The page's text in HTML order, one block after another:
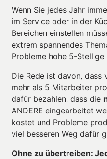
Wenn Sie jedes Jahr
im Service oder in der
Bereichen einstellen
extrem spannendes
Probleme hohe 5-Stellige
Die Rede ist davon, dass
mehr als 5 Mitarbeiter
dafür bezahlen, dass die
ANDERE eingearbeitet
kostet und Probleme
viel besseren Weg dafür
Ohne zu übertreiben: